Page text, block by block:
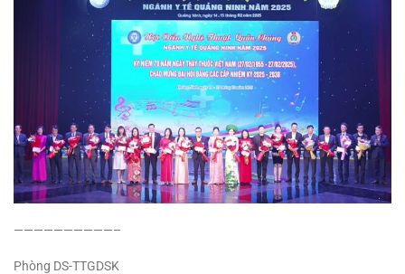
——————————–
Phòng DS-TTGDSK